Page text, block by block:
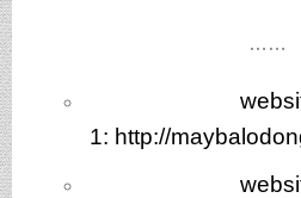
……
1: http://